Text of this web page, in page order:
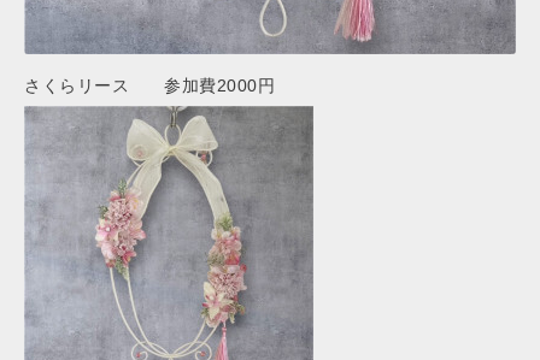
さくらリース 参加費2000円